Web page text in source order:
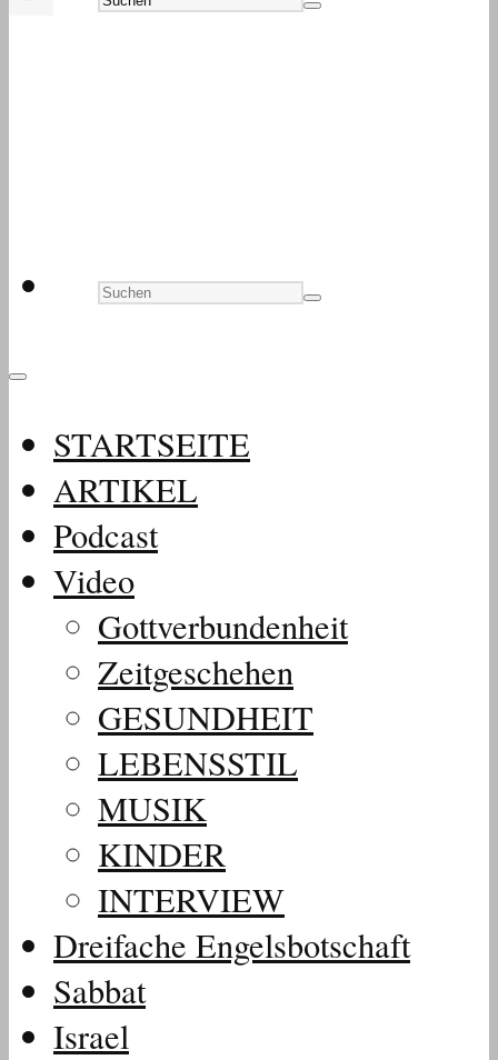
STARTSEITE
ARTIKEL
Podcast
Video
Gottverbundenheit
Zeitgeschehen
GESUNDHEIT
LEBENSSTIL
MUSIK
KINDER
INTERVIEW
Dreifache Engelsbotschaft
Sabbat
Israel